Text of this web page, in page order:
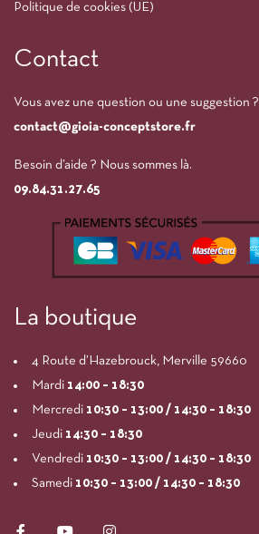
Politique de cookies (UE)
Contact
Vous avez une question ou une suggestion ?
contact@gioia-conceptstore.fr
Besoin d’aide ? Nous sommes là.
09.84.31.27.65
La boutique
4 Route d’Hazebrouck, Merville 59660
Mardi 14:00 – 18:30
Mercredi 10:30 – 13:00 / 14:30 – 18:30
Jeudi 14:30 – 18:30
Vendredi 10:30 – 13:00 / 14:30 – 18:30
Samedi 10:30 – 13:00 / 14:30 – 18:30